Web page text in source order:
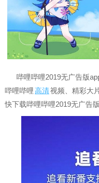
哔哩哔哩2019无广告版
哔哩哔哩高清视频、精彩大
快下载哔哩哔哩2019无广告